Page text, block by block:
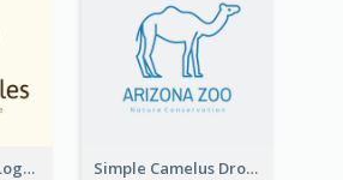
Simple Graphic Logo Of Noodles Simple Camelus Dromedary Logo